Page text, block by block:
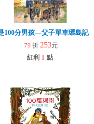
(玩具)
100分男孩—父子單車環島記
79 折 253元
紅利 1 點